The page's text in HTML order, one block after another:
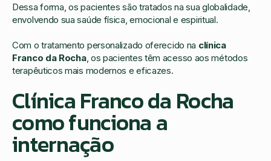
Dessa forma, os pacientes são tratados na sua globalidade,
envolvendo sua saúde física, emocional e espiritual.
Com o tratamento personalizado oferecido na clínica
Franco da Rocha, os pacientes têm acesso aos métodos
terapêuticos mais modernos e eficazes.
Clínica Franco da Rocha
como funciona a
internação